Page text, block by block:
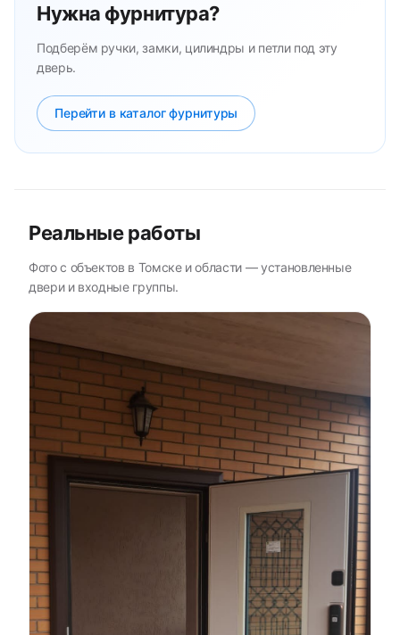
Нужна фурнитура?
Подберём ручки, замки, цилиндры и петли под эту
дверь.
Перейти в каталог фурнитуры
Реальные работы
Фото с объектов в Томске и области — установленные
двери и входные группы.